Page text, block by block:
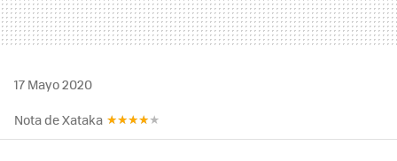
17 Mayo 2020
Nota de Xataka